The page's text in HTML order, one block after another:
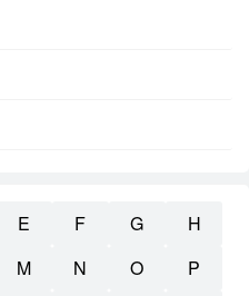
E F G
H
M N O
P